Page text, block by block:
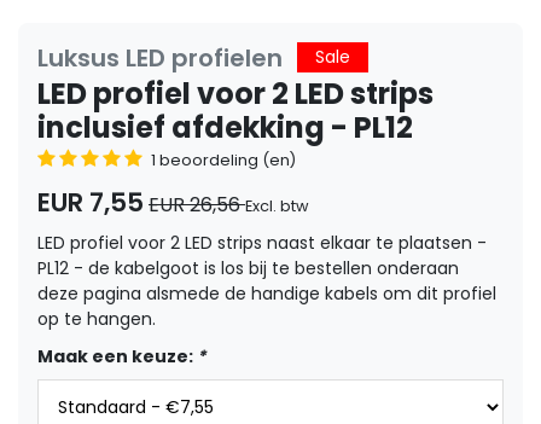
Luksus LED profielen Sale
LED profiel voor 2 LED strips
inclusief afdekking - PL12
1 beoordeling (en)
EUR 7,55 EUR 26,56Excl. btw
LED profiel voor 2 LED strips naast elkaar te plaatsen -
PL12 - de kabelgoot is los bij te bestellen onderaan
deze pagina alsmede de handige kabels om dit profiel
op te hangen.
Maak een keuze: *